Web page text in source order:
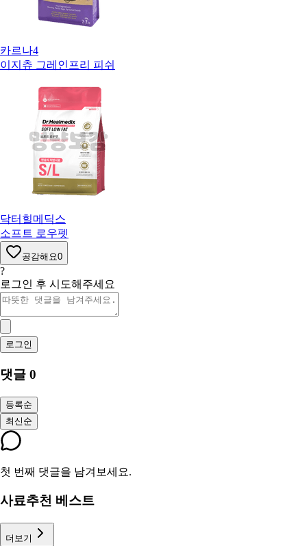
카르나4
이지츄 그레인프리 피쉬
닥터힐메딕스
소프트 로우펫
공감해요0
?
로그인 후 시도해주세요
로그인
댓글 0
등록순
최신순
첫 번째 댓글을 남겨보세요.
사료추천 베스트
더보기